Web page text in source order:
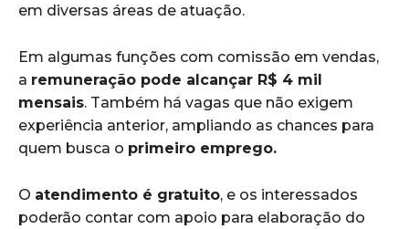
em diversas áreas de atuação.
Em algumas funções com comissão em vendas,
a remuneração pode alcançar R$ 4 mil
mensais. Também há vagas que não exigem
experiência anterior, ampliando as chances para
quem busca o primeiro emprego.
O atendimento é gratuito, e os interessados
poderão contar com apoio para elaboração do